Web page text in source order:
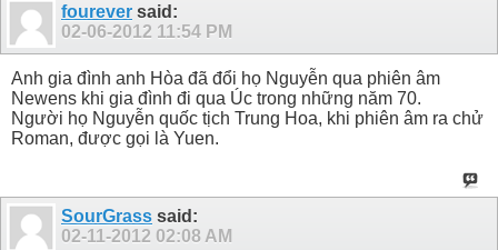
fourever said:
02-06-2012 11:54 PM
Anh gia đình anh Hòa đã đổi họ Nguyễn qua phiên âm
Newens khi gia đình đi qua Úc trong những năm 70.
Người họ Nguyễn quốc tịch Trung Hoa, khi phiên âm ra chử
Roman, được gọi là Yuen.
SourGrass said:
02-11-2012 02:08 AM